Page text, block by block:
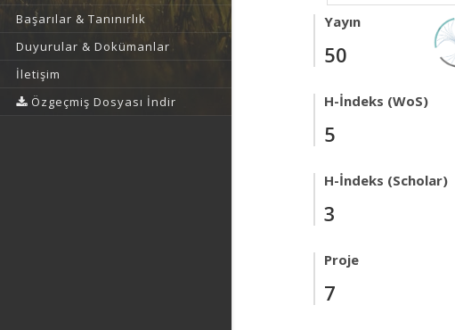
Başarılar & Tanınırlık
Duyurular & Dokümanlar
İletişim
Özgeçmiş Dosyası İndir
Yayın
50
H-İndeks (WoS)
5
H-İndeks (Scholar)
3
Proje
7